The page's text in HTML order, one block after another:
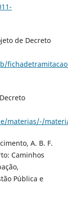
de Decreto
materias/-/
A. B. F.
Caminhos
Pública e